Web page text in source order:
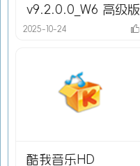
v9.2.0.0_W6 高级版
2025-10-24
酷我音乐HD